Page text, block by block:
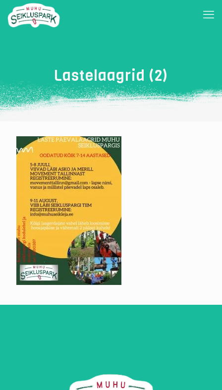
Lastelaagrid (2)